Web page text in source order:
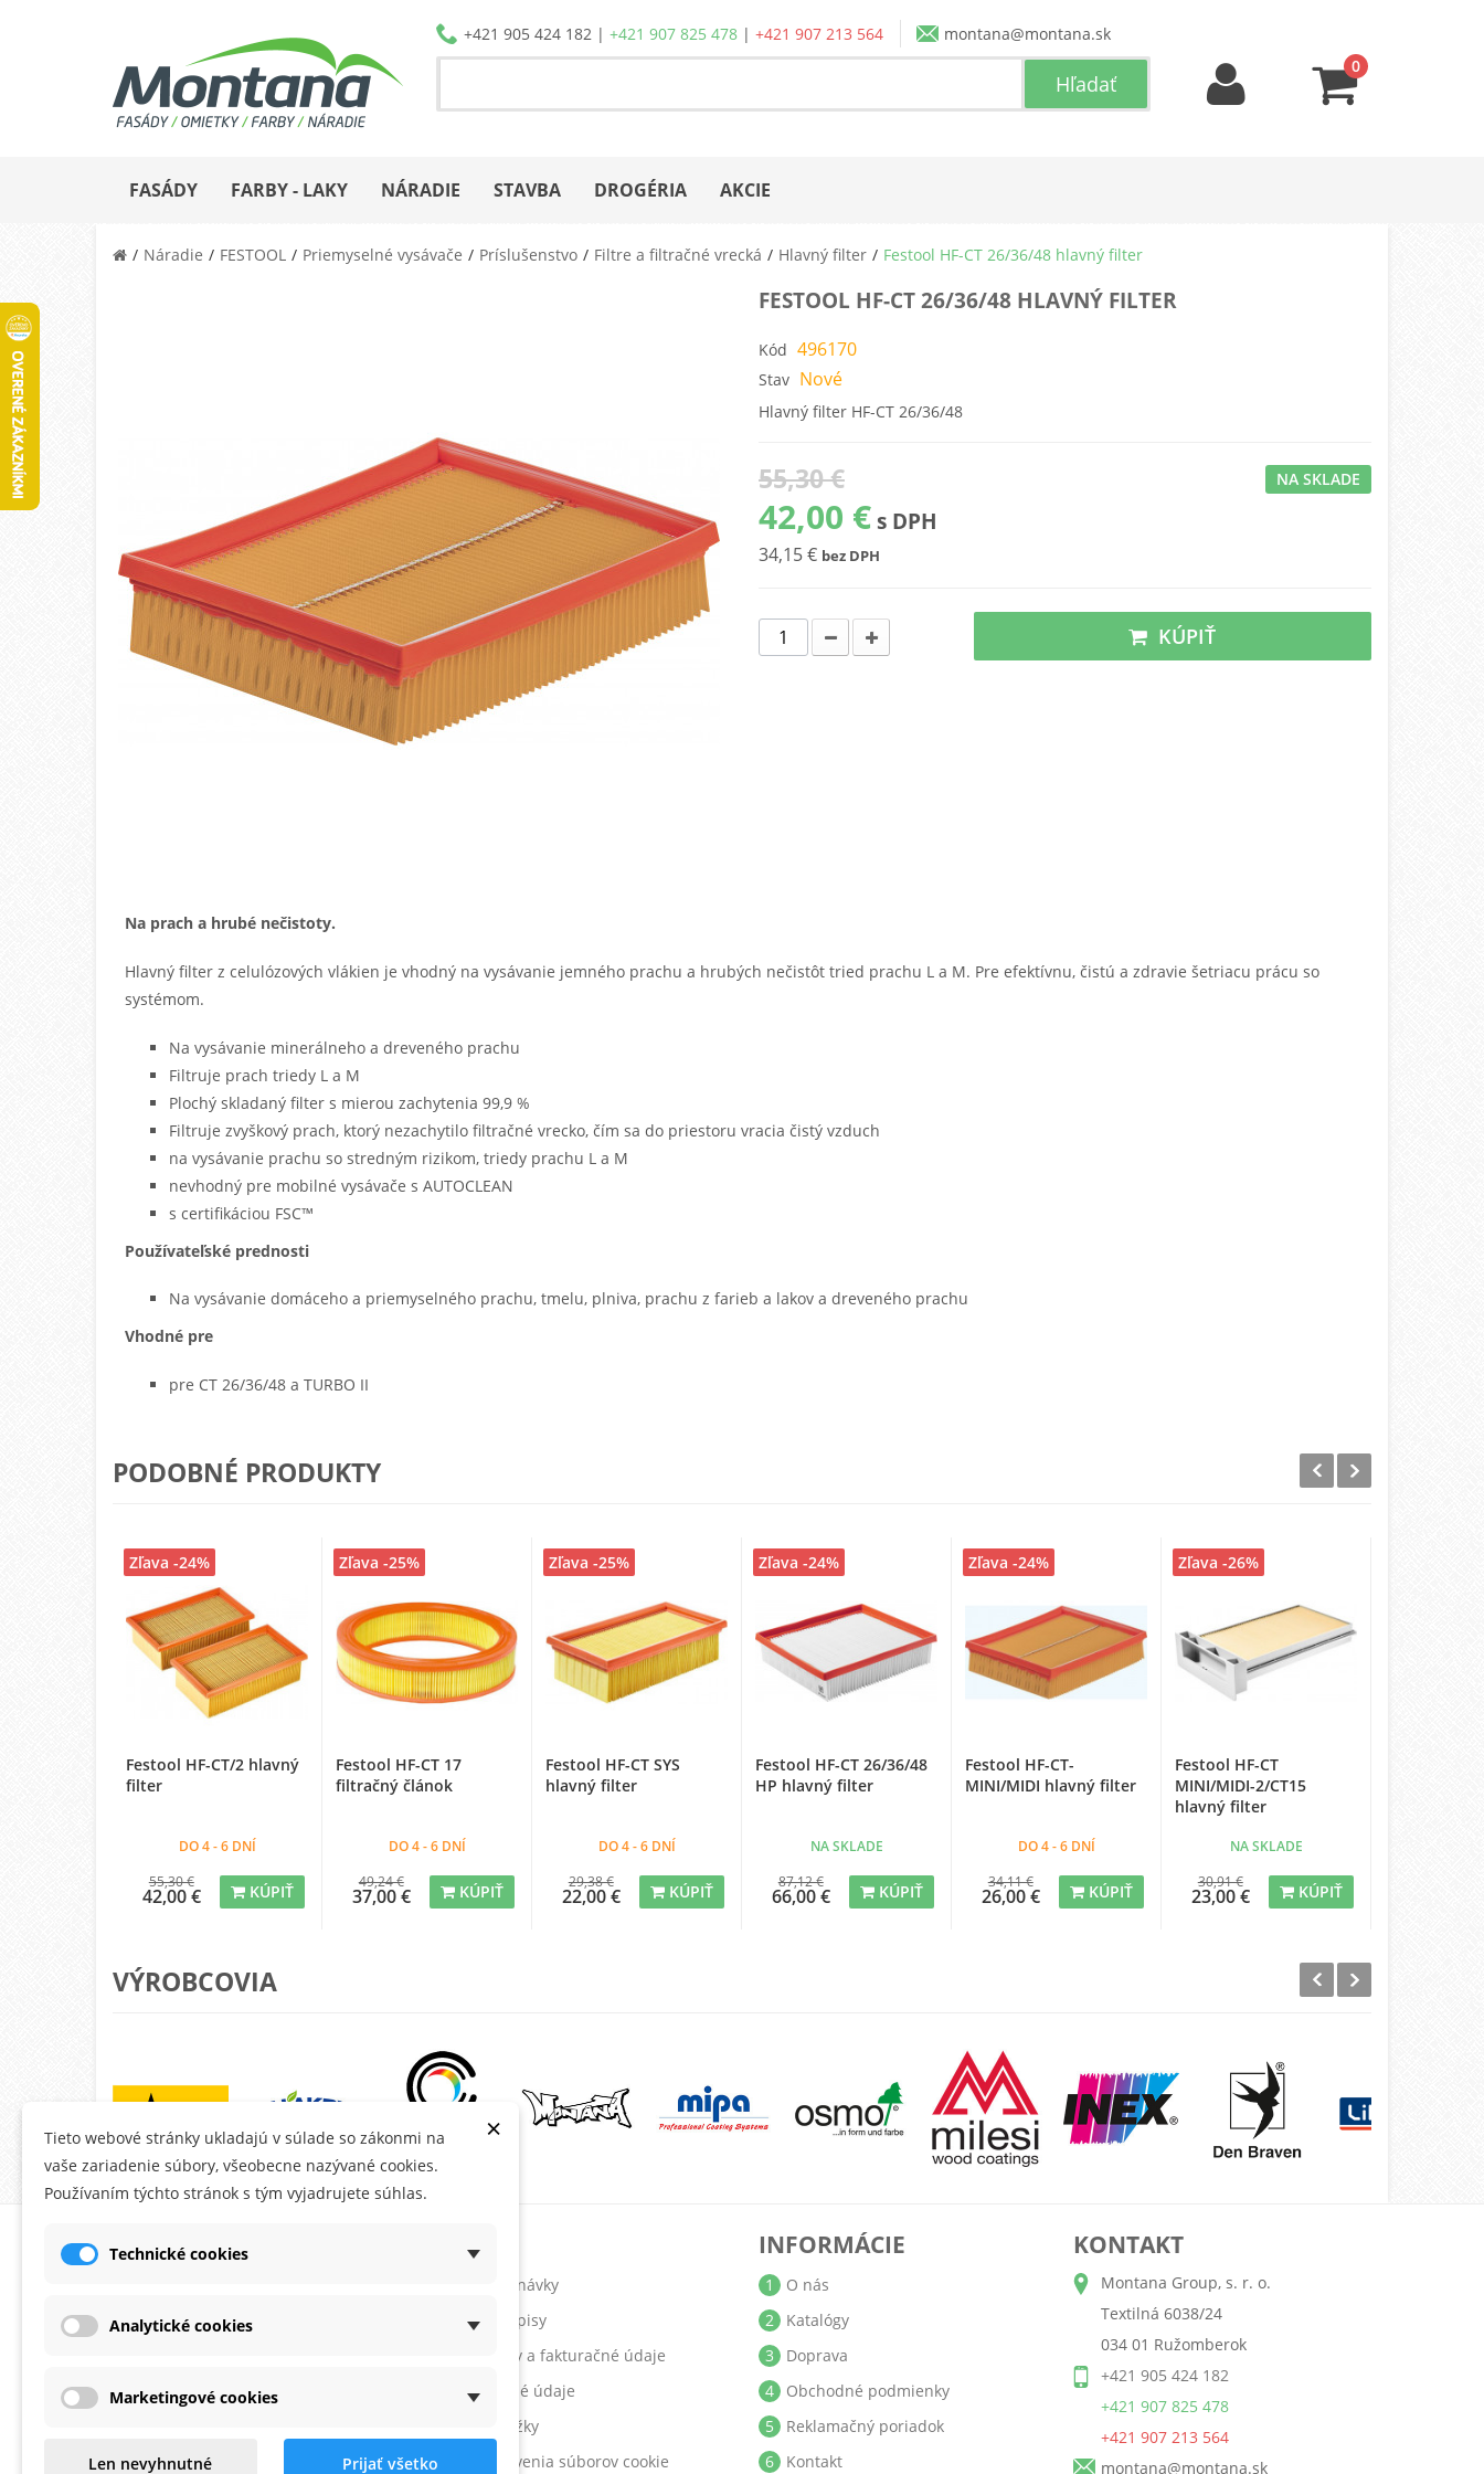
+421 905 424 182| +421 907 825 478| +421 907 213 564
montana@montana.sk
0
FASÁDY FARBY - LAKY NÁRADIE STAVBA DROGÉRIA AKCIE
Náradie FESTOOL Priemyselné vysávače Príslušenstvo Filtre a filtračné vrecká Hlavný filter Festool HF-CT 26/36/48 hlavný filter
FESTOOL HF-CT 26/36/48 HLAVNÝ FILTER
Kód 496170
Stav Nové
Hlavný filter HF-CT 26/36/48
55,30 €
42,00 € s DPH
34,15 € bez DPH
NA SKLADE
KÚPIŤ
Na prach a hrubé nečistoty.
Hlavný filter z celulózových vlákien je vhodný na vysávanie jemného prachu a hrubých nečistôt tried prachu L a M. Pre efektívnu, čistú a zdravie šetriacu prácu so
systémom.
Na vysávanie minerálneho a dreveného prachu
Filtruje prach triedy L a M
Plochý skladaný filter s mierou zachytenia 99,9 %
Filtruje zvyškový prach, ktorý nezachytilo filtračné vrecko, čím sa do priestoru vracia čistý vzduch
na vysávanie prachu so stredným rizikom, triedy prachu L a M
nevhodný pre mobilné vysávače s AUTOCLEAN
s certifikáciou FSC™
Používateľské prednosti
Na vysávanie domáceho a priemyselného prachu, tmelu, plniva, prachu z farieb a lakov a dreveného prachu
Vhodné pre
pre CT 26/36/48 a TURBO II
PODOBNÉ PRODUKTY
Festool HF-CT/2 hlavný
filter
DO 4 - 6 DNÍ
55,30 €
42,00 € KÚPIŤ
Zľava -24%
Festool HF-CT 17
filtračný článok
DO 4 - 6 DNÍ
49,24 €
37,00 € KÚPIŤ
Zľava -25%
Festool HF-CT SYS
hlavný filter
DO 4 - 6 DNÍ
29,38 €
22,00 € KÚPIŤ
Zľava -25%
Festool HF-CT 26/36/48
HP hlavný filter
NA SKLADE
87,12 €
66,00 € KÚPIŤ
Zľava -24%
Festool HF-CT-
MINI/MIDI hlavný filter
DO 4 - 6 DNÍ
34,11 €
26,00 € KÚPIŤ
Zľava -24%
Festool HF-CT
MINI/MIDI-2/CT15
hlavný filter
NA SKLADE
30,91 €
23,00 € KÚPIŤ
Zľava -26%
VÝROBCOVIA
O MONTANA.SK
Zaoberáme sa predajom fasádnych
omietok a farieb už viac ako 20 rokov.
ÚČET
Objednávky
Dobropisy
Adresy a fakturačné údaje
Osobné údaje
Poukážky
Nastavenia súborov cookie
INFORMÁCIE
O nás
1
Katalógy
2
Doprava
3
Obchodné podmienky
4
Reklamačný poriadok
5
Kontakt
6
KONTAKT
Montana Group, s. r. o.
Textilná 6038/24
034 01 Ružomberok
+421 905 424 182
+421 907 825 478
+421 907 213 564
montana@montana.sk
×
Tieto webové stránky ukladajú v súlade so zákonmi na
vaše zariadenie súbory, všeobecne nazývané cookies.
Používaním týchto stránok s tým vyjadrujete súhlas.
Technické cookies
Analytické cookies
Marketingové cookies
Len nevyhnutné Prijať všetko